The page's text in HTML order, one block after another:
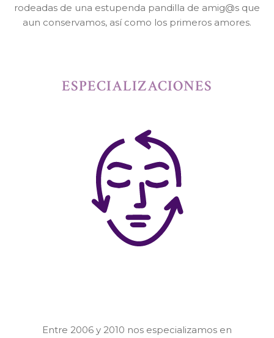
rodeadas de una estupenda pandilla de amig@s que
aun conservamos, así como los primeros amores.
ESPECIALIZACIONES
Entre 2006 y 2010 nos especializamos en